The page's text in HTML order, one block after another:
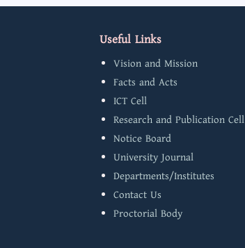
Useful Links
Vision and Mission
Facts and Acts
ICT Cell
Research and Publication Cell
Notice Board
University Journal
Departments/Institutes
Contact Us
Proctorial Body